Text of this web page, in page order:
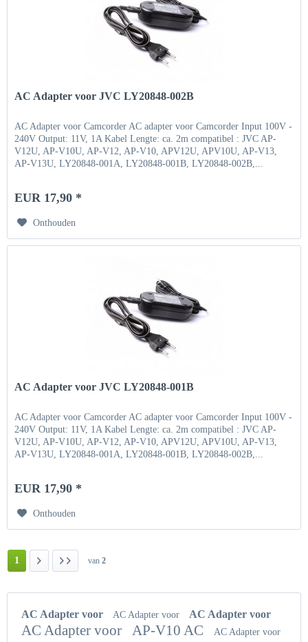
AC Adapter voor JVC LY20848-002B
AC Adapter voor Camcorder AC adapter voor Camcorder Input 100V -
240V Output: 11V, 1A Kabel Lengte: ca. 2m compatibel : JVC AP-
V12U, AP-V10U, AP-V12, AP-V10, APV12U, APV10U, AP-V13,
AP-V13U, LY20848-001A, LY20848-001B, LY20848-002B,...
EUR 17,90 *
Onthouden
AC Adapter voor JVC LY20848-001B
AC Adapter voor Camcorder AC adapter voor Camcorder Input 100V -
240V Output: 11V, 1A Kabel Lengte: ca. 2m compatibel : JVC AP-
V12U, AP-V10U, AP-V12, AP-V10, APV12U, APV10U, AP-V13,
AP-V13U, LY20848-001A, LY20848-001B, LY20848-002B,...
EUR 17,90 *
Onthouden
1 van 2
AC Adapter voor AC Adapter voor AC Adapter voor
AC Adapter voor AP-V10 AC
AC Adapter voor